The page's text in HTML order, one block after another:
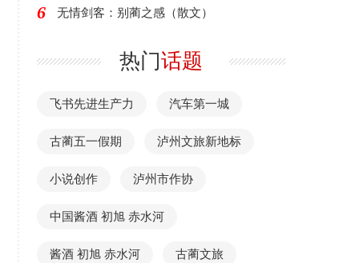
6 无情剑客：别蔺之感（散文）
热门话题
飞书先进生产力 汽车第一城
古蔺五一假期 泸州文旅新地标
小说创作 泸州市作协
中国酱酒 初旭 赤水河
酱酒 初旭 赤水河 古蔺文旅